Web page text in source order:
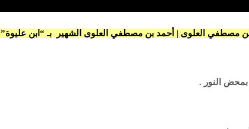
بن مصطفي العلوى | أحمد بن مصطفي العلوى الشهير بـ “ابن عليوة”
بمحض النور .